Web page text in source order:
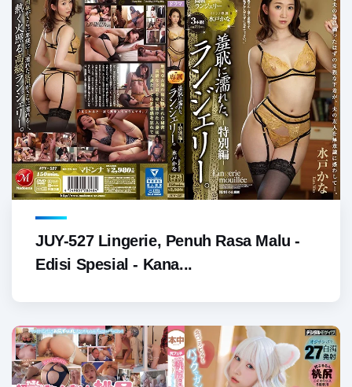
JUY-527 Lingerie, Penuh Rasa Malu -
Edisi Spesial - Kana...